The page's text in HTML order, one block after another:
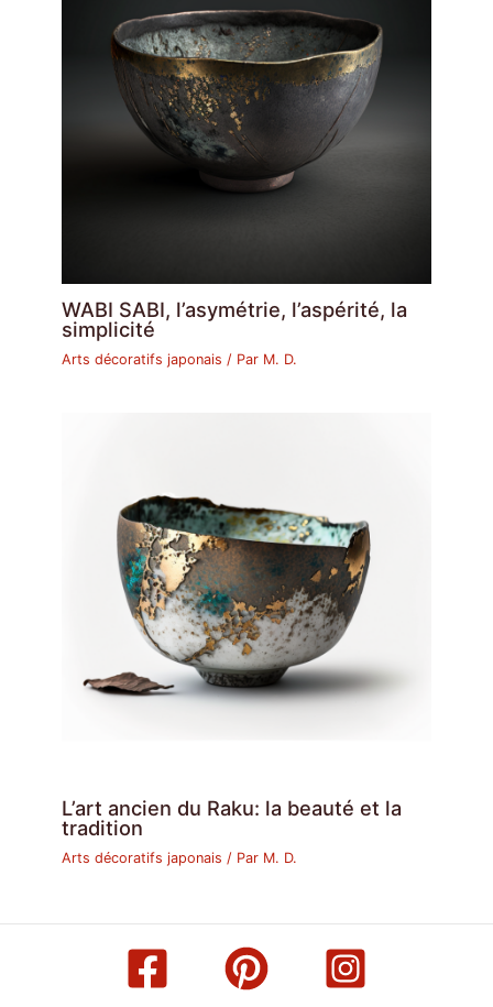
WABI SABI, l’asymétrie, l’aspérité, la
simplicité
Arts décoratifs japonais / Par M. D.
L’art ancien du Raku: la beauté et la
tradition
Arts décoratifs japonais / Par M. D.